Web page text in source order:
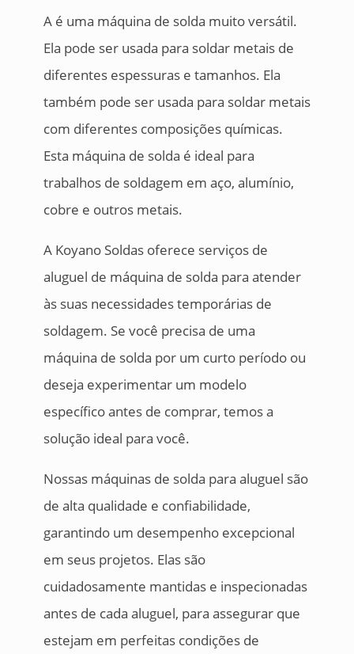
A é uma máquina de solda muito versátil.
Ela pode ser usada para soldar metais de
diferentes espessuras e tamanhos. Ela
também pode ser usada para soldar metais
com diferentes composições químicas.
Esta máquina de solda é ideal para
trabalhos de soldagem em aço, alumínio,
cobre e outros metais.
A Koyano Soldas oferece serviços de
aluguel de máquina de solda para atender
às suas necessidades temporárias de
soldagem. Se você precisa de uma
máquina de solda por um curto período ou
deseja experimentar um modelo
específico antes de comprar, temos a
solução ideal para você.
Nossas máquinas de solda para aluguel são
de alta qualidade e confiabilidade,
garantindo um desempenho excepcional
em seus projetos. Elas são
cuidadosamente mantidas e inspecionadas
antes de cada aluguel, para assegurar que
estejam em perfeitas condições de